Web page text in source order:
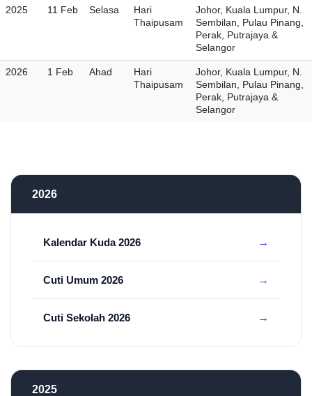
2025 11 Feb Selasa
Hari
Thaipusam
Johor, Kuala Lumpur, N.
Sembilan, Pulau Pinang,
Perak, Putrajaya &
Selangor
2026 1 Feb Ahad
Hari
Thaipusam
Johor, Kuala Lumpur, N.
Sembilan, Pulau Pinang,
Perak, Putrajaya &
Selangor
2026
Kalendar Kuda 2026
Cuti Umum 2026
Cuti Sekolah 2026
2025